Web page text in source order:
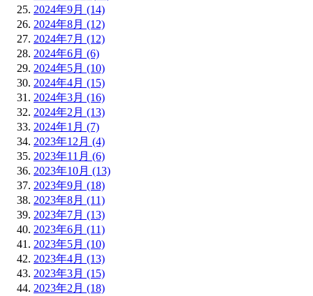
2024年9月 (14)
2024年8月 (12)
2024年7月 (12)
2024年6月 (6)
2024年5月 (10)
2024年4月 (15)
2024年3月 (16)
2024年2月 (13)
2024年1月 (7)
2023年12月 (4)
2023年11月 (6)
2023年10月 (13)
2023年9月 (18)
2023年8月 (11)
2023年7月 (13)
2023年6月 (11)
2023年5月 (10)
2023年4月 (13)
2023年3月 (15)
2023年2月 (18)